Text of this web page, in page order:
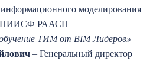
моделирования
НИИСФ РААСН
ТИМ от BIM Лидеров»
– Генеральный директор